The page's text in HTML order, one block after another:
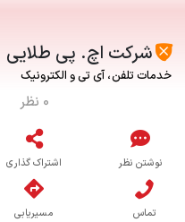
شرکت اچ. پی طلایی
خدمات تلفن آی تی و الکترونیک
0 نظر
نوشتن نظر اشتراک گذاری
تماس مسیریابی